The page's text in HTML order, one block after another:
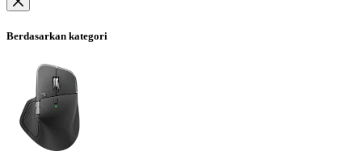
Berdasarkan kategori